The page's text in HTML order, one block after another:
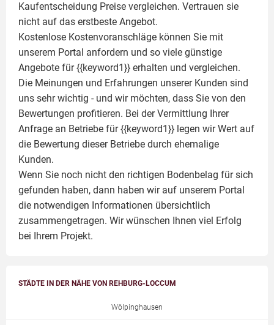
Kaufentscheidung Preise vergleichen. Vertrauen sie
nicht auf das erstbeste Angebot.
Kostenlose Kostenvoranschläge können Sie mit
unserem Portal anfordern und so viele günstige
Angebote für {{keyword1}} erhalten und vergleichen.
Die Meinungen und Erfahrungen unserer Kunden sind
uns sehr wichtig - und wir möchten, dass Sie von den
Bewertungen profitieren. Bei der Vermittlung Ihrer
Anfrage an Betriebe für {{keyword1}} legen wir Wert auf
die Bewertung dieser Betriebe durch ehemalige
Kunden.
Wenn Sie noch nicht den richtigen Bodenbelag für sich
gefunden haben, dann haben wir auf unserem Portal
die notwendigen Informationen übersichtlich
zusammengetragen. Wir wünschen Ihnen viel Erfolg
bei Ihrem Projekt.
STÄDTE IN DER NÄHE VON REHBURG-LOCCUM
Wölpinghausen